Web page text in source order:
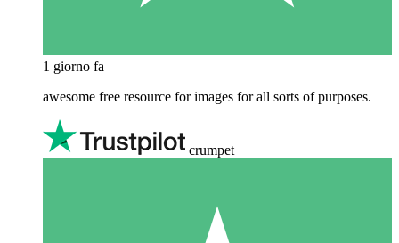
1 giorno fa
awesome free resource for images for all sorts of purposes.
crumpet